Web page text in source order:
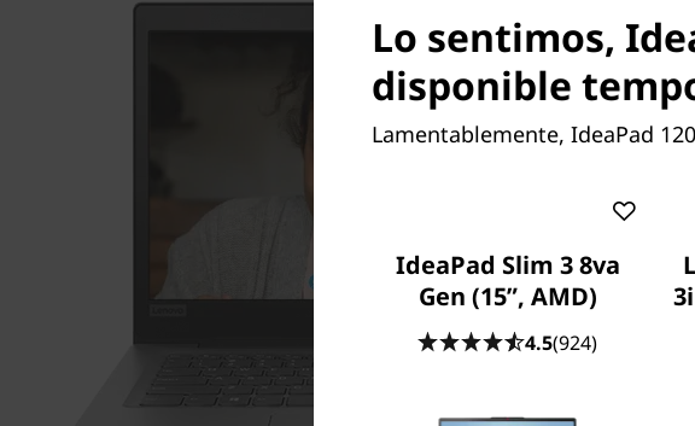
Lo sentimos,
disponible
Lamentablemente, IdeaPad
IdeaPad Slim 3 8va
Gen (15”, AMD)
4.5(924)